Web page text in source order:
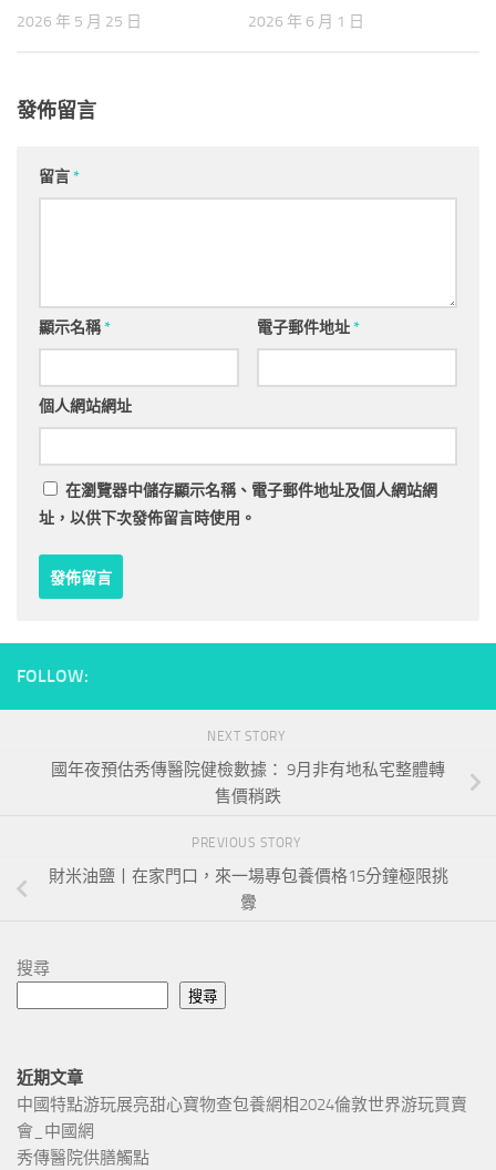
2026 年 5 月 25 日 2026 年 6 月 1 日
發佈留言
留言*
顯示名稱* 電子郵件地址*
個人網站網址
在瀏覽器中儲存顯示名稱、電子郵件地址及個人網站網
址，以供下次發佈留言時使用。
FOLLOW:
NEXT STORY
國年夜預估秀傳醫院健檢數據： 9月非有地私宅整體轉
售價稍跌
PREVIOUS STORY
財米油鹽丨在家門口，來一場專包養價格15分鐘極限挑
釁
搜尋
搜尋
近期文章
中國特點游玩展亮甜心寶物查包養網相2024倫敦世界游玩買賣
會_中國網
秀傳醫院供膳觸點